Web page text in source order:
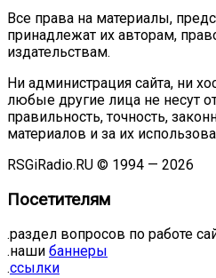
Все права на материалы,
принадлежат их авторам,
издательствам.
Ни администрация сайта, ни
любые другие лица не несут
правильность, точность,
материалов и за их
RSGiRadio.RU © 1994 — 2026
Посетителям
.раздел вопросов по работе
.наши баннеры
.ссылки